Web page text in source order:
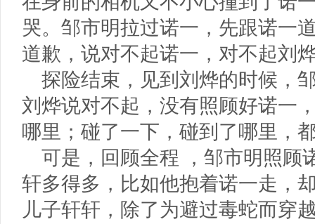
哭。邹市明拉过诺一，先跟诺一
道歉，说对不起诺一，对不起刘
探险结束，见到刘烨的时候，
刘烨说对不起，没有照顾好诺一
哪里；碰了一下，碰到了哪里，
可是，回顾全程
，邹市明照顾
轩多得多，比如他抱着诺一走，
儿子轩轩，除了为避过毒蛇而穿